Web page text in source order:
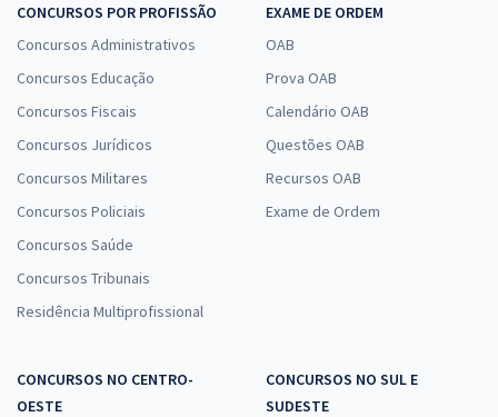
CONCURSOS POR PROFISSÃO
Concursos Administrativos
Concursos Educação
Concursos Fiscais
Concursos Jurídicos
Concursos Militares
Concursos Policiais
Concursos Saúde
Concursos Tribunais
Residência Multiprofissional
EXAME DE ORDEM
OAB
Prova OAB
Calendário OAB
Questões OAB
Recursos OAB
Exame de Ordem
CONCURSOS NO CENTRO-
OESTE
CONCURSOS NO SUL E
SUDESTE